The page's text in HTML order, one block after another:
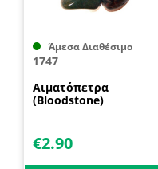
Άμεσα Διαθέσιμο
1747
Αιματόπετρα
(Bloodstone)
€2.90